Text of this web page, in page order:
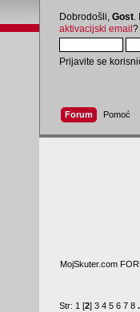
Dobrodošli, Gost
aktivacijski email?
Prijavite se
Forum Pomoć
MojSkuter.com
Str: 1 [2]3 4 5 6 7 8